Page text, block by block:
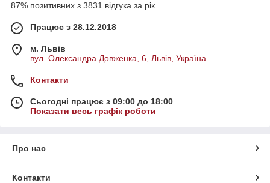
87% позитивних з 3831 відгука за рік
Працює з 28.12.2018
м. Львів
вул. Олександра Довженка, 6, Львів, Україна
Контакти
Сьогодні працює з 09:00 до 18:00
Показати весь графік роботи
Про нас
Контакти